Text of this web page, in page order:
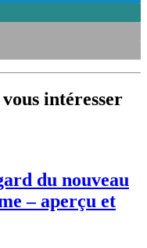
intéresser
du nouveau
– aperçu et